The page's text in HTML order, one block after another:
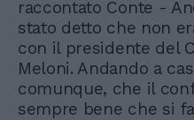
raccontato Conte -
stato detto che non
con il presidente del
Meloni. Andando a
comunque, che il
sempre bene che si